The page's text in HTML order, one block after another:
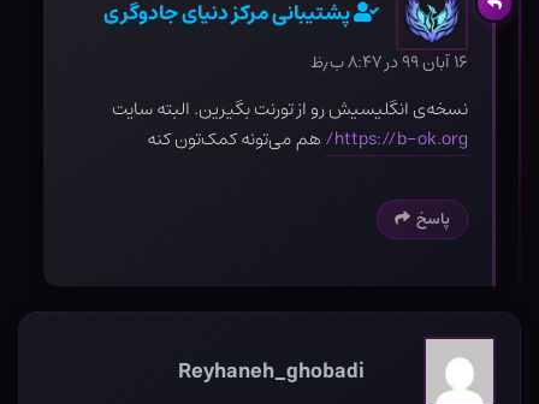
پشتیبانی مرکز دنیای جادوگری
۱۶ آبان ۹۹ در ۸:۴۷ ب٫ظ
نسخه‌ی انگلیسیش رو از تورنت بگیرین. البته سایت
https://b-ok.org/ هم می‌تونه کمک‌تون کنه
پاسخ
Reyhaneh_ghobadi